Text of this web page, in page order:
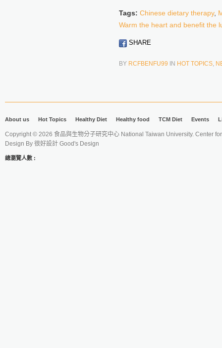
Tags: Chinese dietary therapy,
Warm the heart and benefit the
SHARE
BY RCFBENFU99 IN HOT TOPICS,
About us Hot Topics Healthy Diet Healthy food TCM Diet Events
Copyright © 2026 食品與生物分子研究中心 National Taiwan University. Center
Design By 很好設計 Good's Design
總瀏覽人數 :